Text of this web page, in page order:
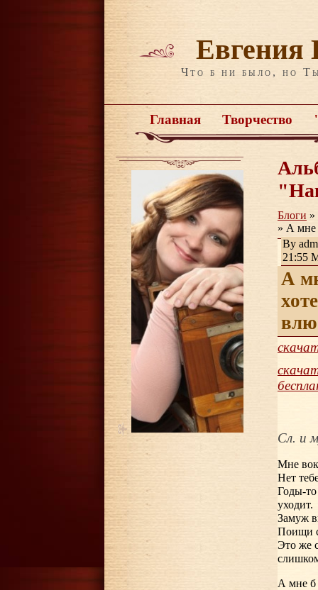
Евгения
Что б ни было, но
Главная Творчество
Блоги »
» А мне
By
21:55
А
Сл. и
Мне
Нет
Годы-то
уходит.
Замуж
Поищи
Это же
А мне б